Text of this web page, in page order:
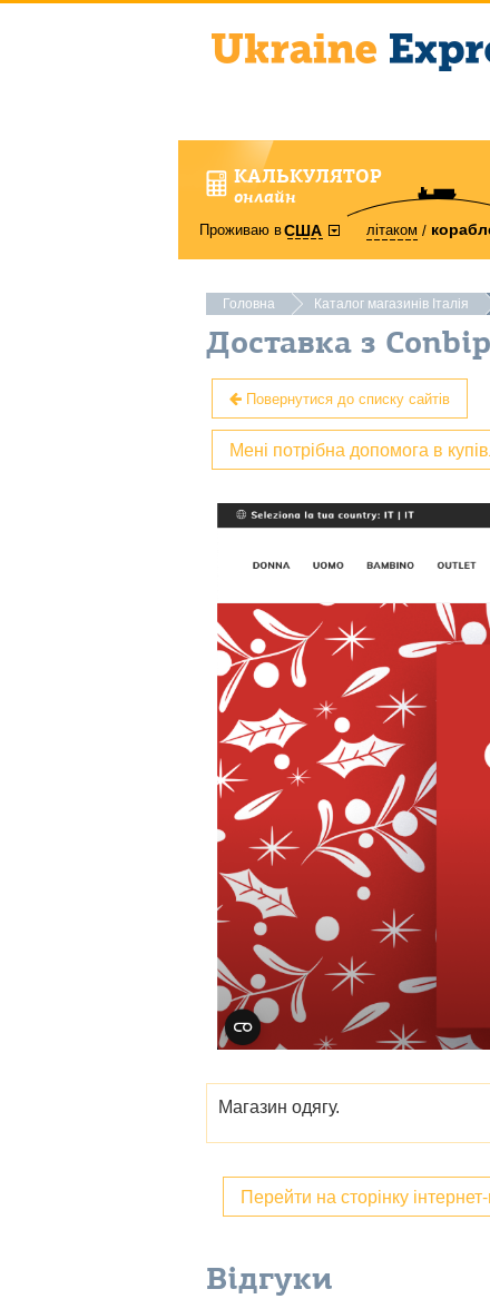
КАЛЬКУЛЯТОР
онлайн
Проживаю вСША літаком
Головна Каталог магазинів Італія
Доставка з
Повернутися до списку сайтів
Мені потрібна допомога в
Магазин одягу.
Перейти на сторінку
Відгуки